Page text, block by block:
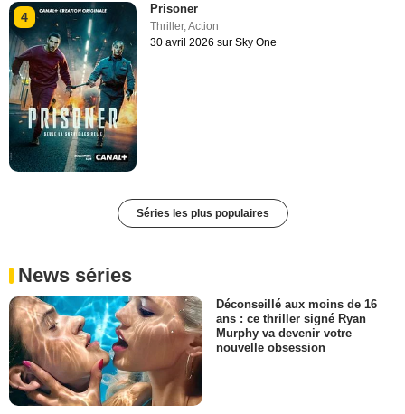
4
Prisoner
Thriller,Action
30 avril 2026 sur Sky One
Séries les plus populaires
News séries
Déconseillé aux moins de 16
ans : ce thriller signé Ryan
Murphy va devenir votre
nouvelle obsession